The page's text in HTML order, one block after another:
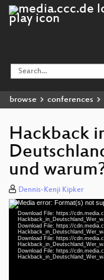
browse conferences
Hackback
und
Dennis-Kenji Kipker
Video
Player
Media error: Format(s) not
Download File: https://
Download File: https://
Download File: https://
Download File: https://